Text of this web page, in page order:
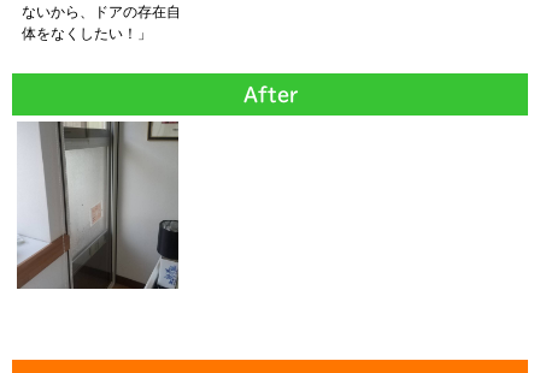
ないから、ドアの存在自
体をなくしたい！」
After